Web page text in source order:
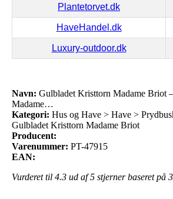
Plantetorvet.dk
HaveHandel.dk
Luxury-outdoor.dk
Navn: Gulbladet Kristtorn Madame Briot
Madame…
Kategori: Hus og Have > Have >
Gulbladet Kristtorn Madame Briot
Producent:
Varenummer: PT-47915
EAN:
Vurderet til 4.3 ud af 5 stjerner baseret på